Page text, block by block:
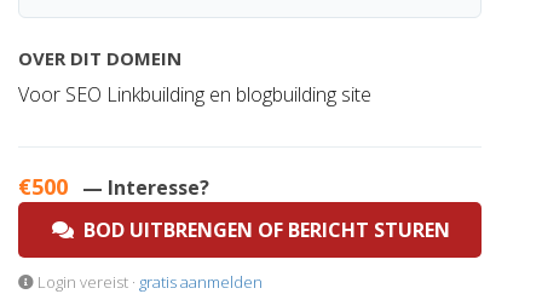
OVER DIT DOMEIN
Voor SEO Linkbuilding en blogbuilding site
€500 — Interesse?
BOD UITBRENGEN OF BERICHT STUREN
Login vereist · gratis aanmelden